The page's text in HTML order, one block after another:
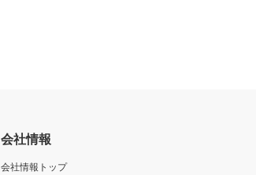
会社情報
会社情報トップ